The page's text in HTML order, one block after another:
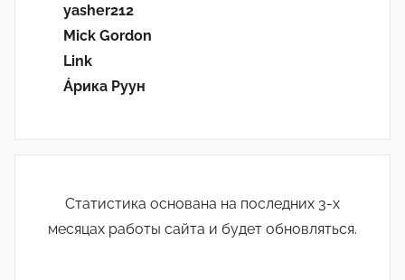
yasher212
Mick Gordon
Link
Áрика Руун
Статистика основана на последних 3-х
месяцах работы сайта и будет обновляться.